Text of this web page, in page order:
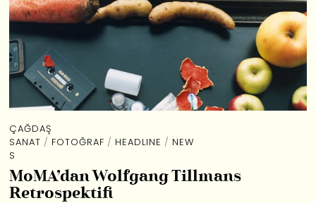
ÇAĞDAŞ
SANAT / FOTOĞRAF / HEADLINE / NEW
S
MoMA’dan Wolfgang Tillmans
Retrospektifi